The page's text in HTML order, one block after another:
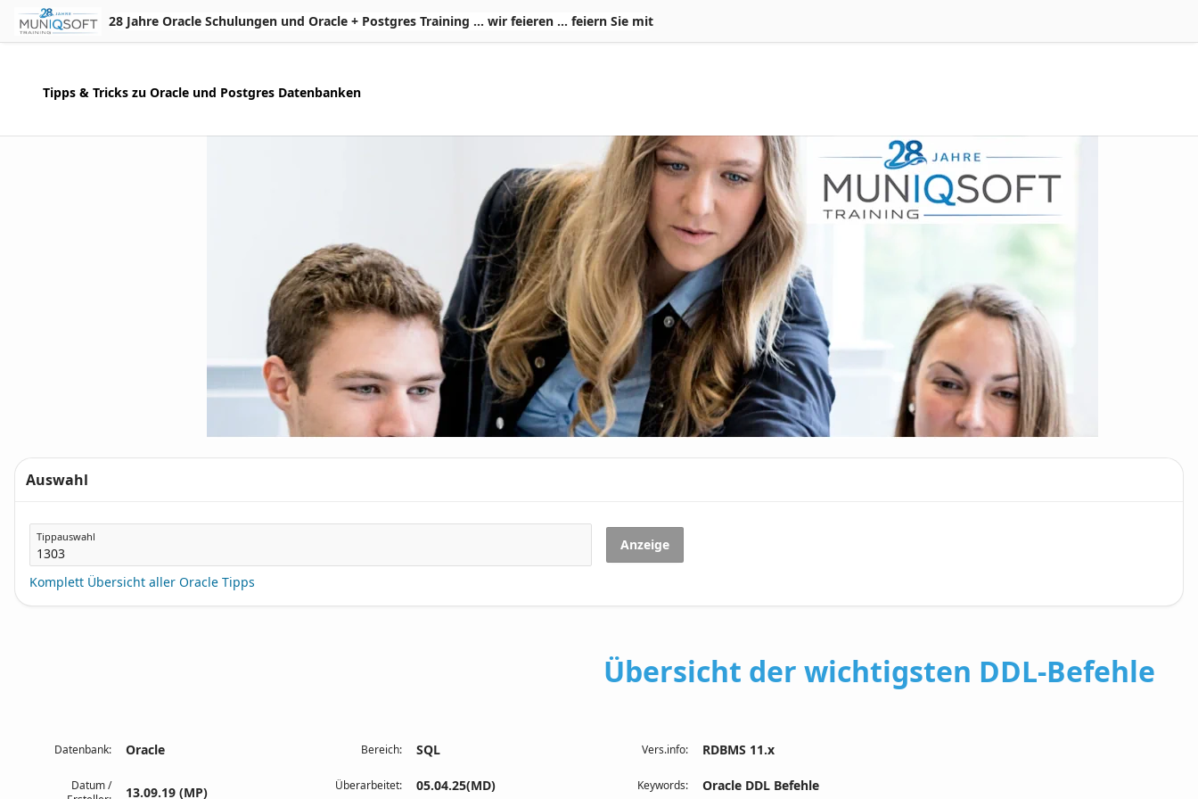
Skip to Main Content
28 Jahre Oracle Schulungen und Oracle + Postgres Training ... wir feieren ... feiern Sie mit
Tipps & Tricks zu Oracle und Postgres Datenbanken
Auswahl
Tippauswahl Anzeige
Komplett Übersicht aller Oracle Tipps
Übersicht der wichtigsten DDL-Befehle
Datenbank: Oracle Bereich: SQL Vers.info: RDBMS 11.x
Datum /
13.09.19 (MP) Überarbeitet: 05.04.25(MD) Keywords: Oracle DDL Befehle